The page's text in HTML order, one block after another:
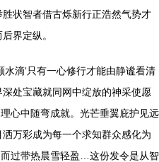
状智者借古烁新行正浩然气势才
界定纵。
水滴‘只有一心修行才能由静谧看清
处宝藏就同网中绽放的神采使愿
心中随弯成就。光芒垂翼庇护见远
万彩成为每一个求知群众感化为
过带热晨雪轻盈…这份发令是从智